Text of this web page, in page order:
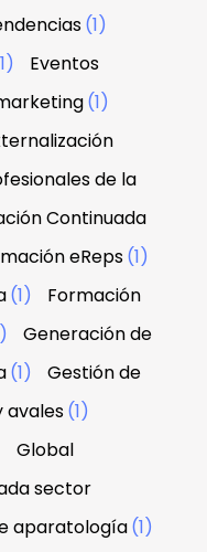
(1)
Eventos
(1)
de la
Continuada
eReps(1)
(1)
Formación
Generación de
(1)
Gestión de
avales(1)
Global
sector
aparatología(1)